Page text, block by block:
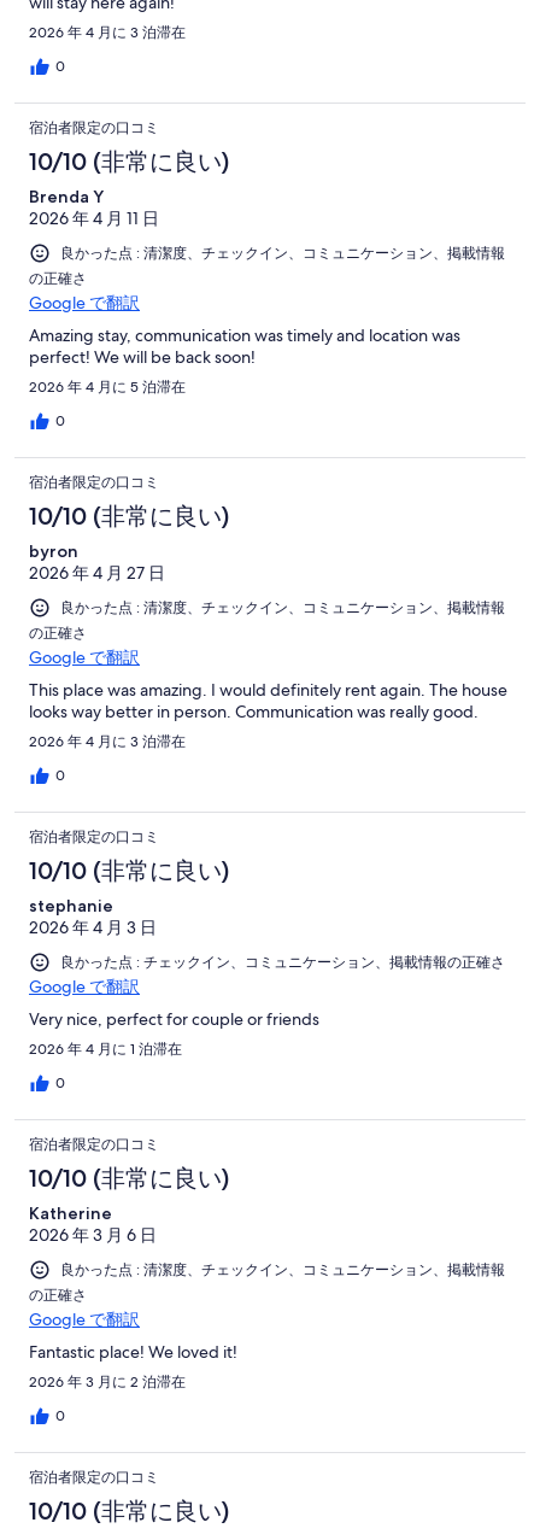
2026 年 4 月に 3 泊滞在
0
宿泊者限定の口コミ
10/10 (非常に良い)
Brenda Y
2026 年 4 月 11 日
良かった点 : 清潔度、チェックイン、コミュニケーション、掲載情報
の正確さ
Google で翻訳
Amazing stay, communication was timely and location was
perfect! We will be back soon!
2026 年 4 月に 5 泊滞在
0
宿泊者限定の口コミ
10/10 (非常に良い)
byron
2026 年 4 月 27 日
良かった点 : 清潔度、チェックイン、コミュニケーション、掲載情報
の正確さ
Google で翻訳
This place was amazing. I would definitely rent again. The house
looks way better in person. Communication was really good.
2026 年 4 月に 3 泊滞在
0
宿泊者限定の口コミ
10/10 (非常に良い)
stephanie
2026 年 4 月 3 日
良かった点 : チェックイン、コミュニケーション、掲載情報の正確さ
Google で翻訳
Very nice, perfect for couple or friends
2026 年 4 月に 1 泊滞在
0
宿泊者限定の口コミ
10/10 (非常に良い)
Katherine
2026 年 3 月 6 日
良かった点 : 清潔度、チェックイン、コミュニケーション、掲載情報
の正確さ
Google で翻訳
Fantastic place! We loved it!
2026 年 3 月に 2 泊滞在
0
宿泊者限定の口コミ
10/10 (非常に良い)